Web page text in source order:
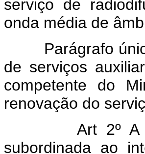
serviço de
onda média de
Parágrafo
de serviços
competente do
renovação do
Art 2º A
subordinada ao